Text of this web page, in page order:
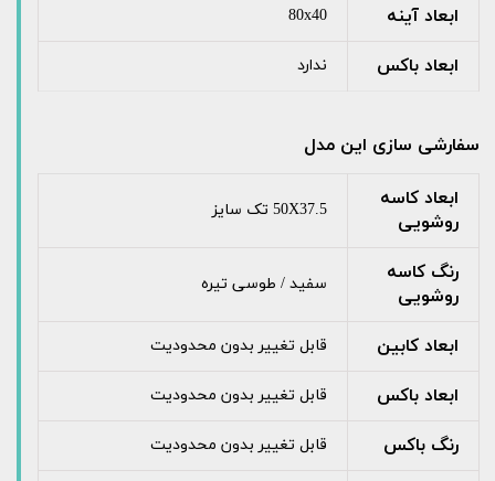
ابعاد آینه 80x40
ابعاد باکس ندارد
سفارشی سازی این مدل
ابعاد کاسه
روشویی
50X37.5 تک سایز
رنگ کاسه
روشویی
سفید / طوسی تیره
ابعاد کابین قابل تغییر بدون محدودیت
ابعاد باکس قابل تغییر بدون محدودیت
رنگ باکس قابل تغییر بدون محدودیت